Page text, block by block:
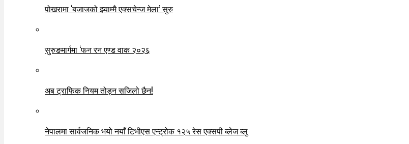
पोखरामा ‘बजाजको झ्याम्मै एक्सचेन्ज मेला’ सुरु
सुरुङमार्गमा ‘फन रन एण्ड वाक २०२६
अब ट्राफिक नियम तोड्न सजिलो छैन!
नेपालमा सार्वजनिक भयो नयाँ टिभीएस एन्ट्रोक १२५ रेस एक्सपी ब्लेज ब्लु